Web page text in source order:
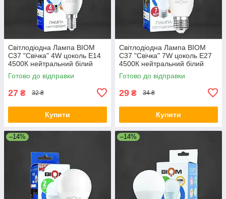
Світлодіодна Лампа BIOM
С37 "Свічка" 4W цоколь Е14
4500К нейтральний білий
Готово до відправки
27 ₴ 32 ₴
Купити
Світлодіодна Лампа BIOM
С37 "Свічка" 7W цоколь Е27
4500К нейтральний білий
Готово до відправки
29 ₴ 34 ₴
Купити
–14% –14%